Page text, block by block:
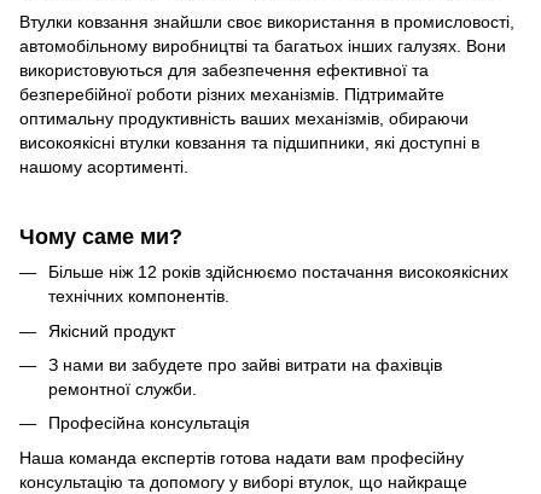
Втулки ковзання знайшли своє використання в промисловості,
автомобільному виробництві та багатьох інших галузях. Вони
використовуються для забезпечення ефективної та
безперебійної роботи різних механізмів. Підтримайте
оптимальну продуктивність ваших механізмів, обираючи
високоякісні втулки ковзання та підшипники, які доступні в
нашому асортименті.
Чому саме ми?
Більше ніж 12 років здійснюємо постачання високоякісних
технічних компонентів.
Якісний продукт
З нами ви забудете про зайві витрати на фахівців
ремонтної служби.
Професійна консультація
Наша команда експертів готова надати вам професійну
консультацію та допомогу у виборі втулок, що найкраще